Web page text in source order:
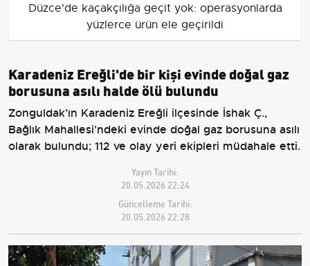
Düzce'de kaçakçılığa geçit yok: operasyonlarda
yüzlerce ürün ele geçirildi
Karadeniz Ereğli'de bir kişi evinde doğal gaz
borusuna asılı halde ölü bulundu
Zonguldak’ın Karadeniz Ereğli ilçesinde İshak Ç.,
Bağlık Mahallesi'ndeki evinde doğal gaz borusuna asılı
olarak bulundu; 112 ve olay yeri ekipleri müdahale etti.
Yayın Tarihi:
20.05.2026 22:24
Güncelleme Tarihi:
20.05.2026 22:28